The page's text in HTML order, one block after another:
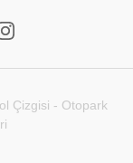
Çizgisi - Otopark